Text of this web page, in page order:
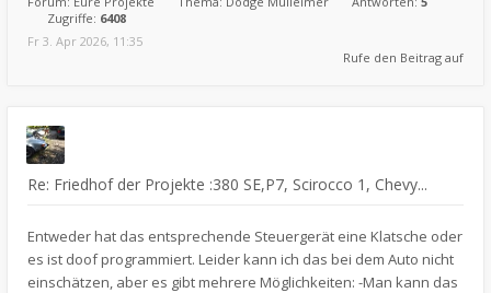
Zugriffe: 6408
Fr 3. Apr 2026, 11:35
Rufe den Beitrag auf
Re: Friedhof der Projekte :380 SE,P7, Scirocco 1, Chevy...
Entweder hat das entsprechende Steuergerät eine Klatsche oder
es ist doof programmiert. Leider kann ich das bei dem Auto nicht
einschätzen, aber es gibt mehrere Möglichkeiten: -Man kann das